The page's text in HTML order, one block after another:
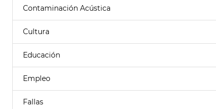
Contaminación Acústica
Cultura
Educación
Empleo
Fallas